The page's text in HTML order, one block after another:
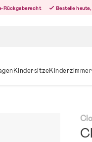
Rückgaberecht Bestelle
KindersitzeKinderzimmer